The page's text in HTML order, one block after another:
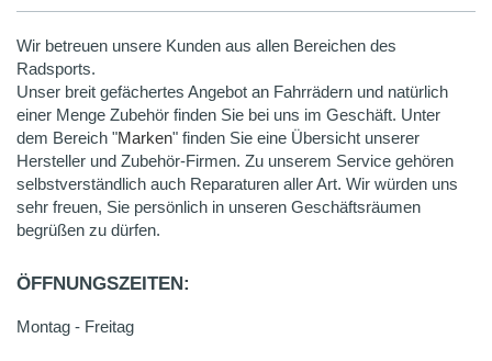
Wir betreuen unsere Kunden aus allen Bereichen des
Radsports.
Unser breit gefächertes Angebot an Fahrrädern und natürlich
einer Menge Zubehör finden Sie bei uns im Geschäft. Unter
dem Bereich "Marken" finden Sie eine Übersicht unserer
Hersteller und Zubehör-Firmen. Zu unserem Service gehören
selbstverständlich auch Reparaturen aller Art. Wir würden uns
sehr freuen, Sie persönlich in unseren Geschäftsräumen
begrüßen zu dürfen.
ÖFFNUNGSZEITEN:
Montag - Freitag